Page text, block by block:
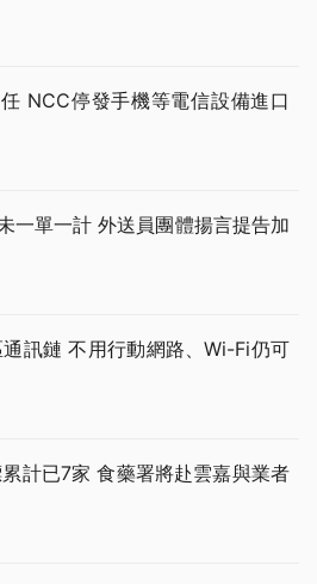
NCC停發手機等電信設備進口
一單一計 外送員團體揚言提告加
訊鏈 不用行動網路、Wi-Fi仍可
計已7家 食藥署將赴雲嘉與業者